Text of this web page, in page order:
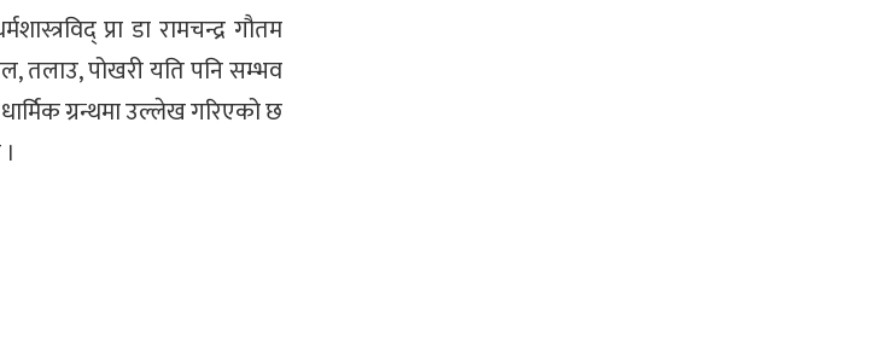
प्रा डा रामचन्द्र गौतम
तलाउ, पोखरी यति पनि सम्भव
ग्रन्थमा उल्लेख गरिएको छ